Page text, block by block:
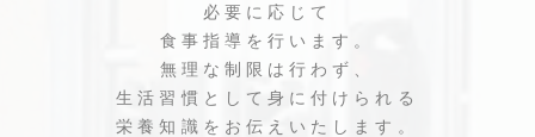
必要に応じて
食事指導を行います。
無理な制限は行わず、
生活習慣として身に付けられる
栄養知識をお伝えいたします。